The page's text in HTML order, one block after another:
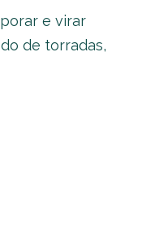
e virar
de torradas,